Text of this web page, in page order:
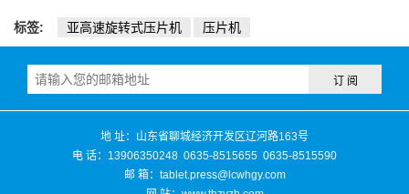
标签: 亚高速旋转式压片机 压片机
地 址：山东省聊城经济开发区辽河路163号
电 话：13906350248 0635-8515655 0635-8515590
邮 箱： tablet.press@lcwhgy.com